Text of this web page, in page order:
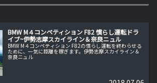
BMW M４コンペティション F82 慣らし運転ドラ
イブ~伊勢志摩スカイライン＆奈良ニュル
BMW M４コンペティション F82の慣らし運転を終わらせる
ために、一気に距離を稼ぎます。伊勢志摩スカイライン＆
奈良ニュル